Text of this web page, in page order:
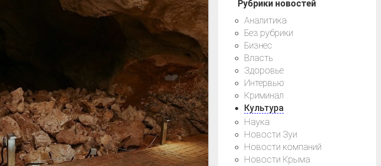
Рубрики новостей
Аналитика
Без рубрики
Бизнес
Власть
Здоровье
Интервью
Криминал
Культура
Наука
Новости Зуи
Новости компаний
Новости Крыма